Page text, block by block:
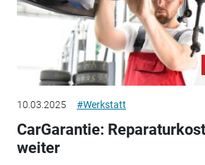
10.03.2025 #Werkstatt
CarGarantie:
weiter